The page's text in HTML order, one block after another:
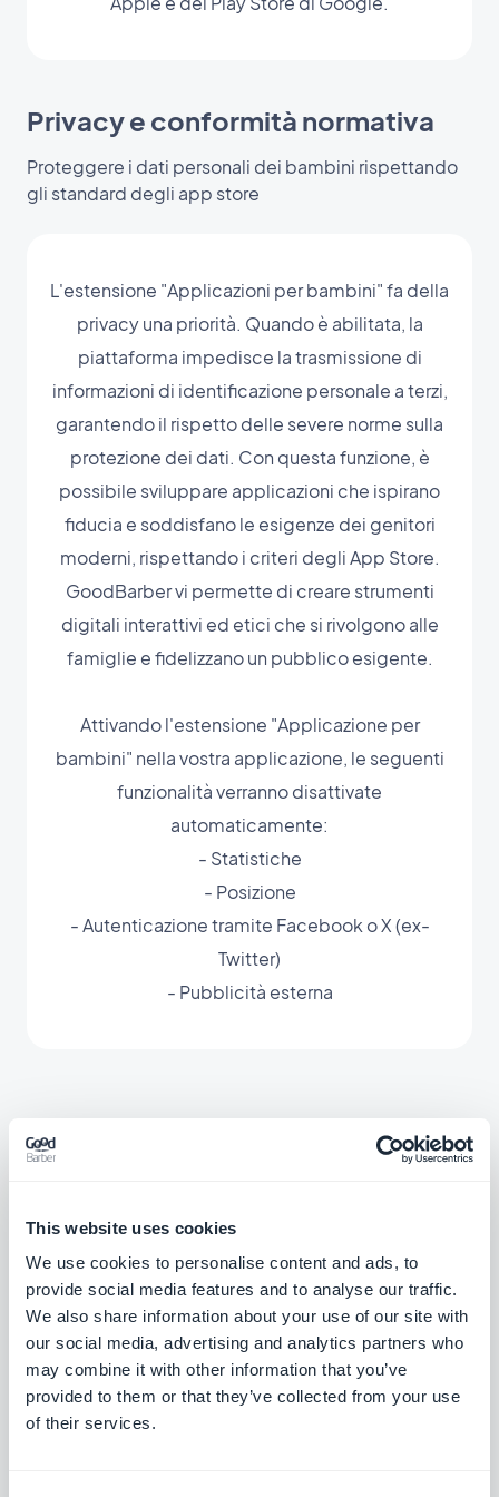
This website uses cookies
We use cookies to personalise content and ads, to
provide social media features and to analyse our traffic.
We also share information about your use of our site with
our social media, advertising and analytics partners who
may combine it with other information that you’ve
provided to them or that they’ve collected from your use
of their services.
Privacy e conformità normativa
Proteggere i dati personali dei bambini rispettando
gli standard degli app store
L'estensione "Applicazioni per bambini" fa della
privacy una priorità. Quando è abilitata, la
piattaforma impedisce la trasmissione di
informazioni di identificazione personale a terzi,
garantendo il rispetto delle severe norme sulla
protezione dei dati. Con questa funzione, è
possibile sviluppare applicazioni che ispirano
fiducia e soddisfano le esigenze dei genitori
moderni, rispettando i criteri degli App Store.
GoodBarber vi permette di creare strumenti
digitali interattivi ed etici che si rivolgono alle
famiglie e fidelizzano un pubblico esigente.
Attivando l'estensione "Applicazione per
bambini" nella vostra applicazione, le seguenti
funzionalità verranno disattivate
automaticamente:
- Statistiche
- Posizione
- Autenticazione tramite Facebook o X (ex-
Twitter)
- Pubblicità esterna
Ricerca per eCommerce
Integra un motore di ricerca interno alla tua
app in modo che gli utenti possano trovare i
tuoi prodotti in un batter d'occhio con
l'estensione Ricerca di GoodBarber.
Gratis